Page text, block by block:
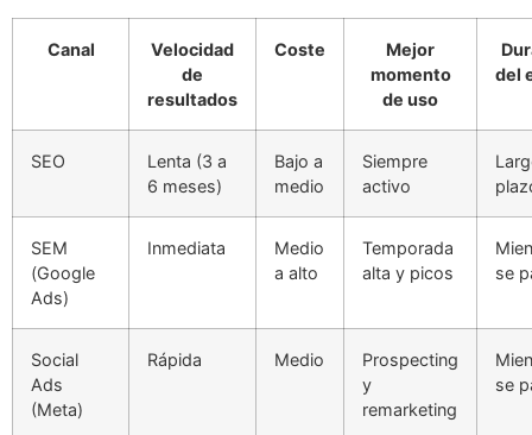
Canal
Velocidad
de
resultados
Coste
Mejor
momento
de uso
del
SEO
Lenta (3 a
6 meses)
Bajo a
medio
Siempre
activo
SEM
(Google
Ads)
Inmediata
Medio
a alto
Temporada
alta y picos
se
Social
Ads
(Meta)
Rápida Medio
Prospecting
y
remarketing
se